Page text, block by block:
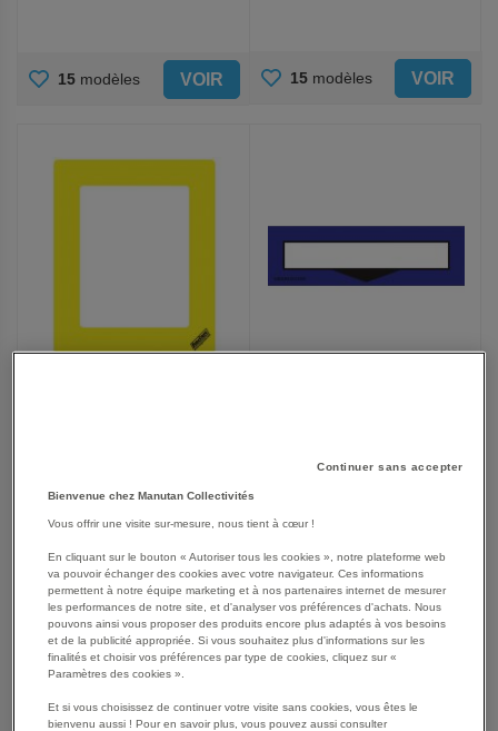
AJOUTER
FAVORIS
15 modèles VOIR AJOUTER
15 modèles VOIR
41,70 € TTC
AJOUTER
AUX
FAVORIS
10modèles VOIR
33,90 €
AJOUTER
AUX
15modèles VOIR
Continuer sans accepter
Bienvenue chez Manutan Collectivités
Vous offrir une visite sur-mesure, nous tient à cœur !
En cliquant sur le bouton « Autoriser tous les cookies », notre plateforme web
va pouvoir échanger des cookies avec votre navigateur. Ces informations
permettent à notre équipe marketing et à nos partenaires internet de mesurer
les performances de notre site, et d'analyser vos préférences d'achats. Nous
pouvons ainsi vous proposer des produits encore plus adaptés à vos besoins
et de la publicité appropriée. Si vous souhaitez plus d'informations sur les
finalités et choisir vos préférences par type de cookies, cliquez sur «
Paramètres des cookies ».
Et si vous choisissez de continuer votre visite sans cookies, vous êtes le
bienvenu aussi ! Pour en savoir plus, vous pouvez aussi consulter